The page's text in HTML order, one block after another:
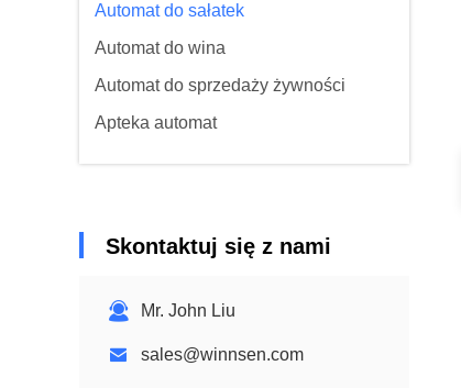
Automat do sałatek
Automat do wina
Automat do sprzedaży żywności
Apteka automat
Skontaktuj się z nami
Mr. John Liu
sales@winnsen.com